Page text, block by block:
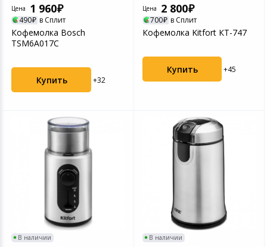
Цена
1 960
490 в Сплит
Кофемолка Bosch
TSM6A017C
Купить +32
Цена
2 800
700 в Сплит
Кофемолка Kitfort КТ-747
Купить +45
В наличии
В наличии